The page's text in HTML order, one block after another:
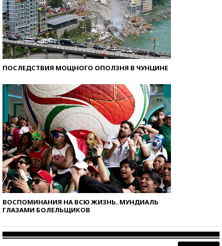
ПОСЛЕДСТВИЯ МОЩНОГО ОПОЛЗНЯ В ЧУНЦИНЕ
ВОСПОМИНАНИЯ НА ВСЮ ЖИЗНЬ. МУНДИАЛЬ
ГЛАЗАМИ БОЛЕЛЬЩИКОВ